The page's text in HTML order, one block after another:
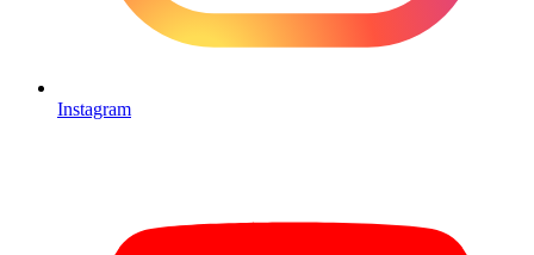
Instagram